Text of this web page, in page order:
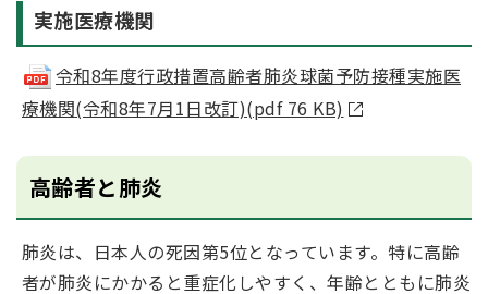
実施医療機関
令和8年度行政措置高齢者肺炎球菌予防接種実施医
療機関(令和8年7月1日改訂)(pdf 76 KB)
高齢者と肺炎
肺炎は、日本人の死因第5位となっています。特に高齢
者が肺炎にかかると重症化しやすく、年齢とともに肺炎